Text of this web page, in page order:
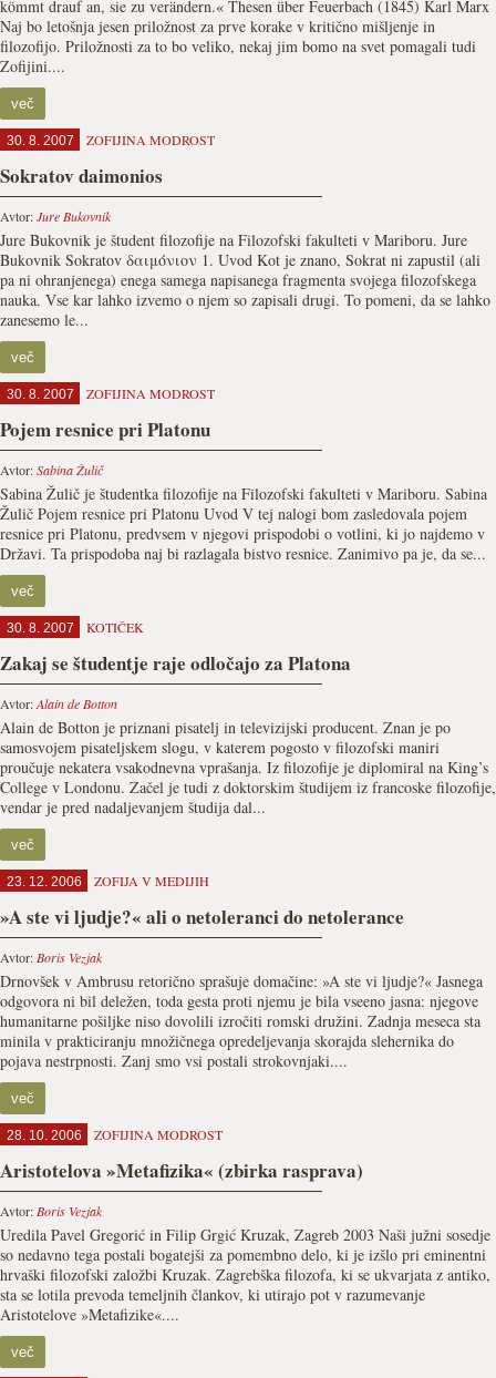
kömmt drauf an, sie zu verändern.« Thesen über Feuerbach (1845) Karl Marx
Naj bo letošnja jesen priložnost za prve korake v kritično mišljenje in
filozofijo. Priložnosti za to bo veliko, nekaj jim bomo na svet pomagali tudi
Zofijini....
več
30. 8. 2007 ZOFIJINA MODROST
Sokratov daimonios
Avtor:Jure Bukovnik
Jure Bukovnik je študent filozofije na Filozofski fakulteti v Mariboru. Jure
Bukovnik Sokratov δαιμόνιον 1. Uvod Kot je znano, Sokrat ni zapustil (ali
pa ni ohranjenega) enega samega napisanega fragmenta svojega filozofskega
nauka. Vse kar lahko izvemo o njem so zapisali drugi. To pomeni, da se lahko
zanesemo le...
več
30. 8. 2007 ZOFIJINA MODROST
Pojem resnice pri Platonu
Avtor:Sabina Žulič
Sabina Žulič je študentka filozofije na Filozofski fakulteti v Mariboru. Sabina
Žulič Pojem resnice pri Platonu Uvod V tej nalogi bom zasledovala pojem
resnice pri Platonu, predvsem v njegovi prispodobi o votlini, ki jo najdemo v
Državi. Ta prispodoba naj bi razlagala bistvo resnice. Zanimivo pa je, da se...
več
30. 8. 2007 KOTIČEK
Zakaj se študentje raje odločajo za Platona
Avtor:Alain de Botton
Alain de Botton je priznani pisatelj in televizijski producent. Znan je po
samosvojem pisateljskem slogu, v katerem pogosto v filozofski maniri
proučuje nekatera vsakodnevna vprašanja. Iz filozofije je diplomiral na King’s
College v Londonu. Začel je tudi z doktorskim študijem iz francoske filozofije,
vendar je pred nadaljevanjem študija dal...
več
23. 12. 2006 ZOFIJA V MEDIJIH
»A ste vi ljudje?« ali o netoleranci do netolerance
Avtor: Boris Vezjak
Drnovšek v Ambrusu retorično sprašuje domačine: »A ste vi ljudje?« Jasnega
odgovora ni bil deležen, toda gesta proti njemu je bila vseeno jasna: njegove
humanitarne pošiljke niso dovolili izročiti romski družini. Zadnja meseca sta
minila v prakticiranju množičnega opredeljevanja skorajda slehernika do
pojava nestrpnosti. Zanj smo vsi postali strokovnjaki....
več
28. 10. 2006 ZOFIJINA MODROST
Aristotelova »Metafizika« (zbirka rasprava)
Avtor: Boris Vezjak
Uredila Pavel Gregorić in Filip Grgić Kruzak, Zagreb 2003 Naši južni sosedje
so nedavno tega postali bogatejši za pomembno delo, ki je izšlo pri eminentni
hrvaški filozofski založbi Kruzak. Zagrebška filozofa, ki se ukvarjata z antiko,
sta se lotila prevoda temeljnih člankov, ki utirajo pot v razumevanje
Aristotelove »Metafizike«....
več